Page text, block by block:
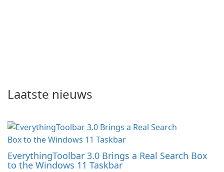
Laatste nieuws
EverythingToolbar 3.0 Brings a Real Search Box
to the Windows 11 Taskbar